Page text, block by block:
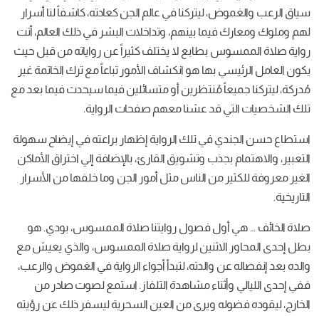
سياق الرعب والغموض، ليتركنا في عالم الجن كعادته، كاشفاً لنا أسرار
لهم وملوك ومعارك فيما بينهم، وتداخلات البشر في ذلك العالم، أتت
رواية صلاة الممسوس بطابع لا يختلف كثيراً عن رواياته من قبل حيث
يكون العامل الرئيسي بها هو انكشاف الأمور تباعاً مع ترك الخاتمة غير
مُدركة، ليتركنا جميعاً مُنتظرين أو متسائلين فيما سيحدث فيما بعد مع
تلك الشخصيات التي قد عشنا معهم صفحات الرواية.
استطاع حسن الجندي في تلك الرواية إظهار براعته في إيضاح سهولة
التعبير، والاهتمام بجذب وتشويق القارئ، بالإضافة إلي اختراق الأماكن
الغير معروفة للكثير من الناس مثل أمور الجن وما خلفها من الأسرار
التاريخية.
صلاة الخائف … هي أول فصول روايتنا صلاة الممسوس، بودي. هو
بطل إحدى المحاور الاثنين لرواية صلاة الممسوس، والذي يعيش مع
والده بعد إنفصاله عن والدته، لتبدأ أجواء الرواية في الغموض والرعب،
ففي إحدى الليالي وأثناء مشاهدة التلفاز. استمع لصوت صادر من
الخارج، ليقوده فضوله ويرى من العين السحرية ليسفر ذلك عن رؤيته